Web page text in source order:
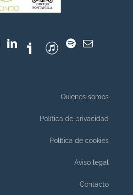
Quiénes somos
Política de privacidad
Política de cookies
Aviso legal
Contacto